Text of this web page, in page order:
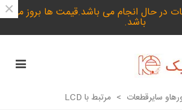
در حال انجام می باشد.قیمت ها بروز می
باشد.
×
سایرقطعات > مرتبط با LCD